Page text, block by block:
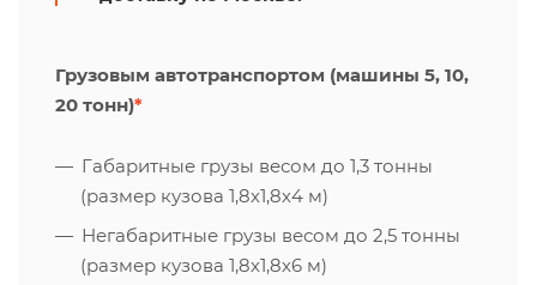
Грузовым автотранспортом (машины 5, 10,
20 тонн)*
Габаритные грузы весом до 1,3 тонны
(размер кузова 1,8х1,8х4 м)
Негабаритные грузы весом до 2,5 тонны
(размер кузова 1,8х1,8х6 м)